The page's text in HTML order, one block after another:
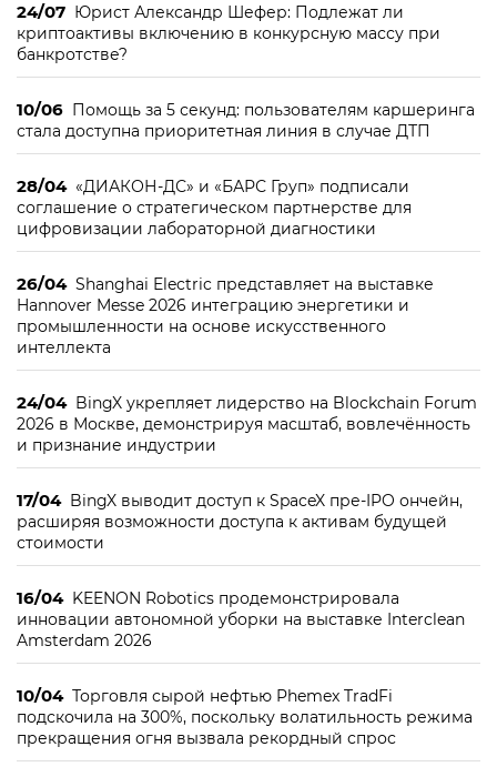
24/07 Юрист Александр Шефер: Подлежат ли
криптоактивы включению в конкурсную массу при
банкротстве?
10/06 Помощь за 5 секунд: пользователям каршеринга
стала доступна приоритетная линия в случае ДТП
28/04 «ДИАКОН-ДС» и «БАРС Груп» подписали
соглашение о стратегическом партнерстве для
цифровизации лабораторной диагностики
26/04 Shanghai Electric представляет на выставке
Hannover Messe 2026 интеграцию энергетики и
промышленности на основе искусственного
интеллекта
24/04 BingX укрепляет лидерство на Blockchain Forum
2026 в Москве, демонстрируя масштаб, вовлечённость
и признание индустрии
17/04 BingX выводит доступ к SpaceX пре-IPO ончейн,
расширяя возможности доступа к активам будущей
стоимости
16/04 KEENON Robotics продемонстрировала
инновации автономной уборки на выставке Interclean
Amsterdam 2026
10/04 Торговля сырой нефтью Phemex TradFi
подскочила на 300%, поскольку волатильность режима
прекращения огня вызвала рекордный спрос